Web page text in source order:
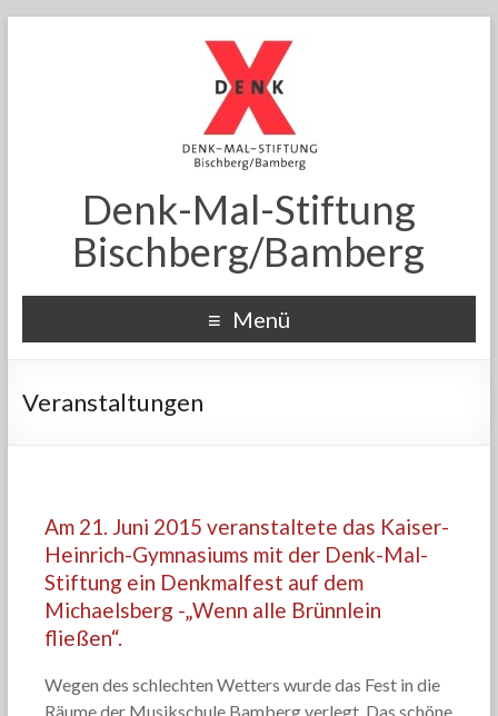
Denk-Mal-Stiftung
Bischberg/Bamberg
Menü
Veranstaltungen
Am 21. Juni 2015 veranstaltete das Kaiser-
Heinrich-Gymnasiums mit der Denk-Mal-
Stiftung ein Denkmalfest auf dem
Michaelsberg -„Wenn alle Brünnlein
fließen“.
Wegen des schlechten Wetters wurde das Fest in die
Räume der Musikschule Bamberg verlegt. Das schöne